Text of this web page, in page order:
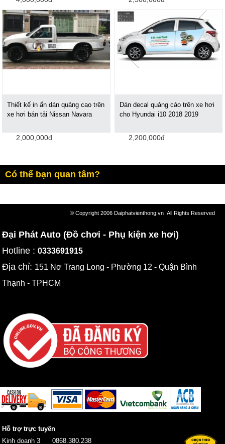
Thiết kế in ấn dán quảng cao trên
xe hơi bán tải Nissan Navara
2,000,000đ
Dán decal quảng cáo trên xe hơi
cho Hyundai i10 2018 2019
2,200,000đ
Có thể bạn quan tâm?
© Copyright 2006 Daiphatvienthong.vn .All Rights Reserved
Đại Phát Auto (Đồ chơi - Phụ kiện xe hơi)
Hotline :0333691915
Địa chỉ: 151 Nơ Trang Long - Phường 12 - Quận Bình
Thạnh - TPHCM
Hỗ trợ trực tuyến
Kinh doanh 3
0868.380.238